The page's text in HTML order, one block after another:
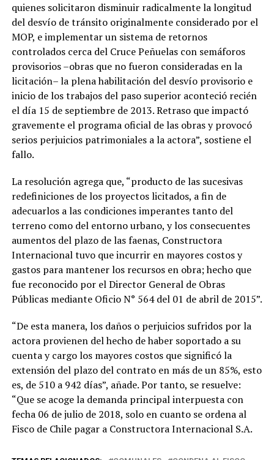
quienes solicitaron disminuir radicalmente la longitud
del desvío de tránsito originalmente considerado por el
MOP, e implementar un sistema de retornos
controlados cerca del Cruce Peñuelas con semáforos
provisorios –obras que no fueron consideradas en la
licitación– la plena habilitación del desvío provisorio e
inicio de los trabajos del paso superior aconteció recién
el día 15 de septiembre de 2013. Retraso que impactó
gravemente el programa oficial de las obras y provocó
serios perjuicios patrimoniales a la actora”, sostiene el
fallo.
La resolución agrega que, “producto de las sucesivas
redefiniciones de los proyectos licitados, a fin de
adecuarlos a las condiciones imperantes tanto del
terreno como del entorno urbano, y los consecuentes
aumentos del plazo de las faenas, Constructora
Internacional tuvo que incurrir en mayores costos y
gastos para mantener los recursos en obra; hecho que
fue reconocido por el Director General de Obras
Públicas mediante Oficio N° 564 del 01 de abril de 2015”.
“De esta manera, los daños o perjuicios sufridos por la
actora provienen del hecho de haber soportado a su
cuenta y cargo los mayores costos que significó la
extensión del plazo del contrato en más de un 85%, esto
es, de 510 a 942 días”, añade. Por tanto, se resuelve:
“Que se acoge la demanda principal interpuesta con
fecha 06 de julio de 2018, solo en cuanto se ordena al
Fisco de Chile pagar a Constructora Internacional S.A.